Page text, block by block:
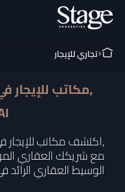
تجاري للإيجار
مكاتب للإيجار
اكتشف مكاتب
الوسيط العقاري